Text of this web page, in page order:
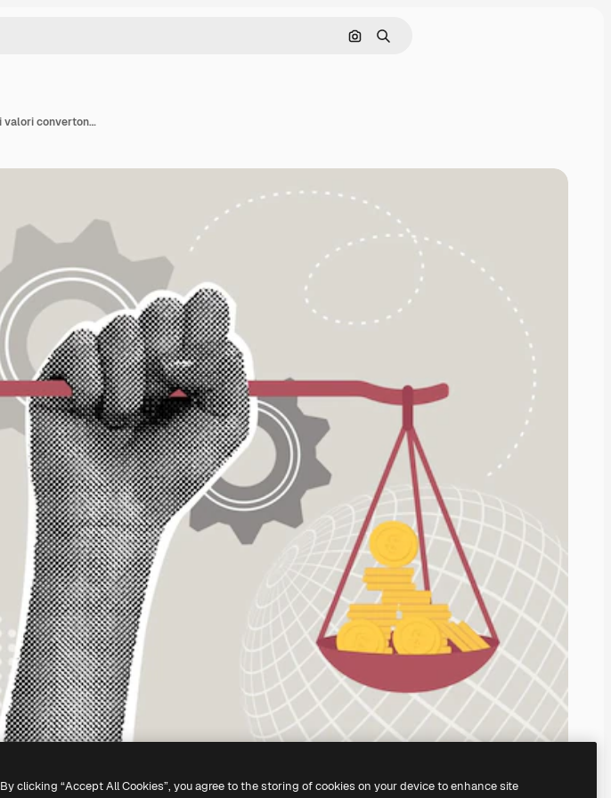
Cerca per immagine
Ricerca
Il collage moderno a mezza tonalità Il concetto di idea i suoi valori convertono l'idea in denaro il potere delle idee
By clicking “Accept All Cookies”, you agree to the storing of cookies on your device to enhance site